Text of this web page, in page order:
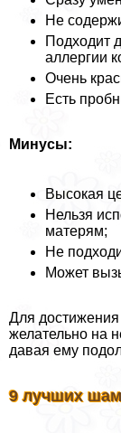
Не
Подходит
аллергии
Очень
Есть
Минусы:
Высокая
Нельзя
матерям;
Не
Может
Для
желательно на
давая ему
9 лучших